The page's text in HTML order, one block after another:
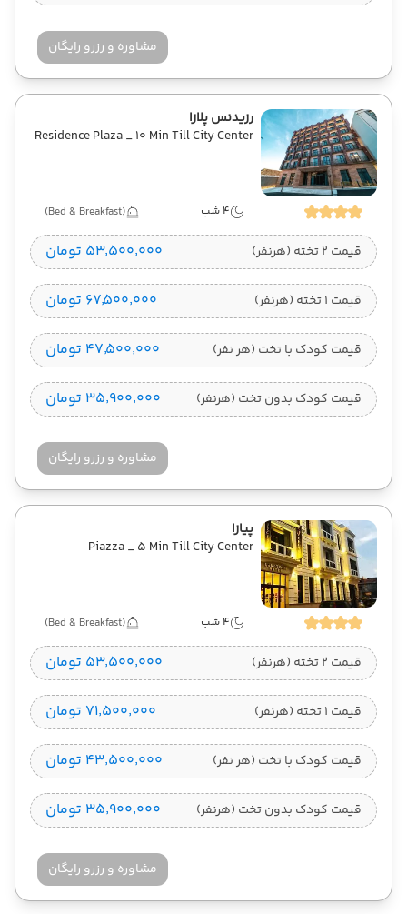
مشاوره و رزرو رایگان
رزیدنس پلازا
Residence Plaza _ 10 Min Till City Center
4 شب (Bed & Breakfast)
قیمت 2 تخته (هرنفر) ۵۳٬۵۰۰٬۰۰۰ تومان
قیمت 1 تخته (هرنفر) ۶۷٬۵۰۰٬۰۰۰ تومان
قیمت کودک با تخت (هر نفر) ۴۷٬۵۰۰٬۰۰۰ تومان
قیمت کودک بدون تخت (هرنفر) ۳۵٬۹۰۰٬۰۰۰ تومان
مشاوره و رزرو رایگان
پیازا
Piazza _ 5 Min Till City Center
4 شب (Bed & Breakfast)
قیمت 2 تخته (هرنفر) ۵۳٬۵۰۰٬۰۰۰ تومان
قیمت 1 تخته (هرنفر) ۷۱٬۵۰۰٬۰۰۰ تومان
قیمت کودک با تخت (هر نفر) ۴۳٬۵۰۰٬۰۰۰ تومان
قیمت کودک بدون تخت (هرنفر) ۳۵٬۹۰۰٬۰۰۰ تومان
مشاوره و رزرو رایگان